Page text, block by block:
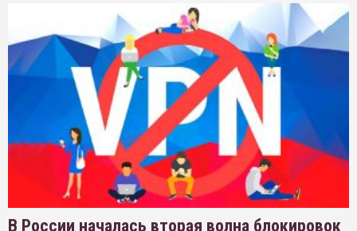
В России началась вторая волна блокировок